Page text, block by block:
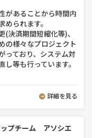
があることから時間内
られます。
(決済期間短縮化等)、
の様々なプロジェクト
っており、システム対
等も行っています。
詳細を見る
プチーム アソシエ